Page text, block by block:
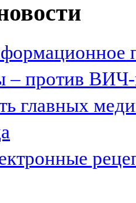
против
главных